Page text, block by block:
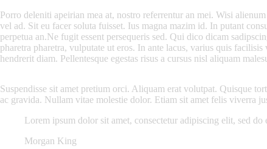
Porro deleniti apeirian mea at, nostro referrentur an mei. Wisi
vel ad. Sit eu facer soluta fuisset. Ius magna mazim id. In putant
perpetua an.Ne fugit essent persequeris sed. Qui dico dicam
pharetra pharetra, vulputate ut eros. In ante lacus, varius quis
hendrerit diam. Pellentesque egestas risus a cursus nisl aliquam
Suspendisse sit amet pretium orci. Aliquam erat volutpat. Quisque
ac gravida. Nullam vitae molestie dolor. Etiam sit amet felis viverra
Lorem ipsum dolor sit amet, consectetur adipiscing elit, sed
Morgan King